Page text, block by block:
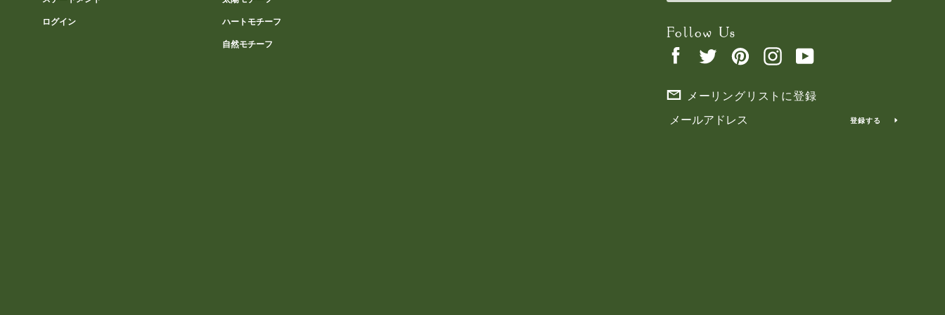
ログイン ハートモチーフ
自然モチーフ
Follow Us
FacebookTwitter PinterestInstagram
メーリングリストに登録
登録する